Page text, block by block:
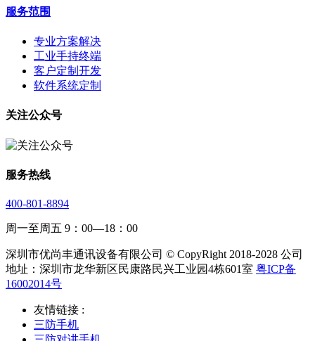
服务范围
专业方案解决
工业手持终端
客户定制开发
软件系统定制
关注公众号
服务热线
400-801-8894
周一至周五 9：00—18：00
深圳市优尚丰通讯设备有限公司 © CopyRight 2018-2028 公司
地址：深圳市龙华新区民康路民兴工业园4栋601室 粤ICP备
16002014号
友情链接 :
三防手机